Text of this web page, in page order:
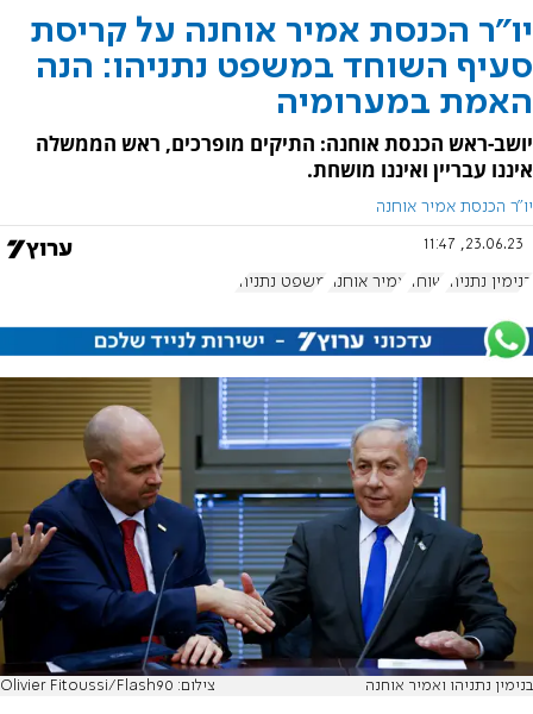
יו"ר הכנסת אמיר אוחנה על קריסת
סעיף השוחד במשפט נתניהו: הנה
האמת במערומיה
יושב-ראש הכנסת אוחנה: התיקים מופרכים, ראש הממשלה
איננו עבריין ואיננו מושחת.
יו"ר הכנסת אמיר אוחנה
23.06.23, 11:47
בנימין נתניהו שוחד אמיר אוחנה משפט נתניהו
בנימין נתניהו ואמיר אוחנה צילום: Olivier Fitoussi/Flash90